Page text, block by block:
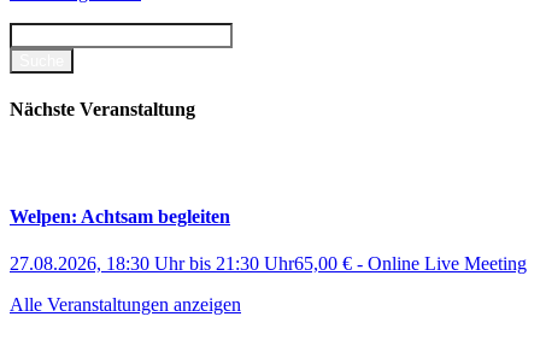
Nächste Veranstaltung
Welpen: Achtsam begleiten
27.08.2026, 18:30 Uhrbis 21:30 Uhr65,00 € - Online Live Meeting
Alle Veranstaltungen anzeigen